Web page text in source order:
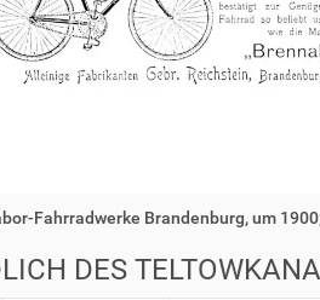
Fahrradwerke Brandenburg, um
DES